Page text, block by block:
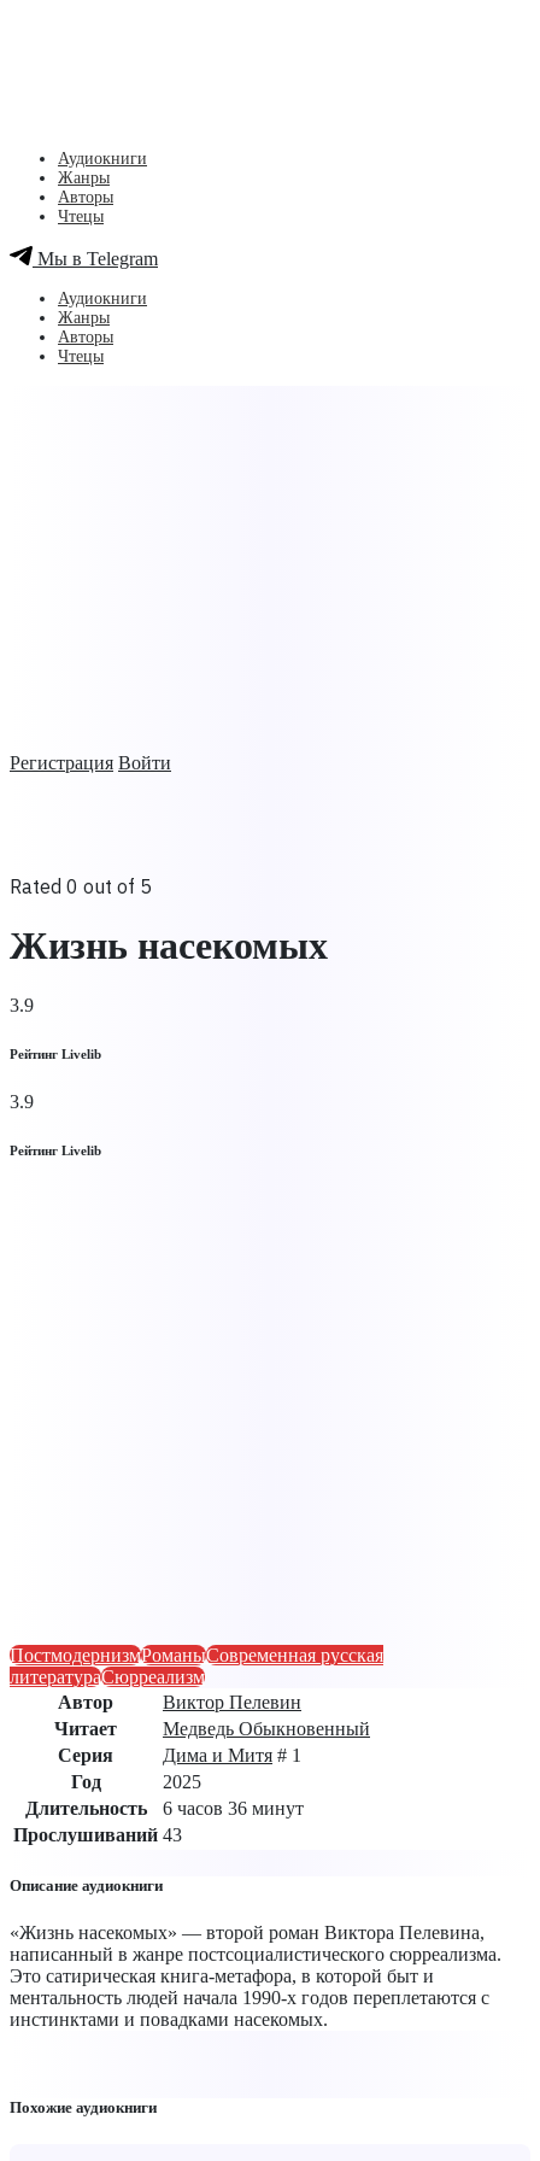
Регистрация Войти
Аудиокниги
Жанры
Авторы
Чтецы
Мы в Telegram
Аудиокниги
Жанры
Авторы
Чтецы
Rated 0 out of 5
Жизнь насекомых
3.9
Рейтинг Livelib
3.9
Рейтинг Livelib
ПостмодернизмРоманыСовременная русская
литератураСюрреализм
Автор
Виктор Пелевин
Читает
Медведь Обыкновенный
Серия
Дима и Митя # 1
Год
2025
Длительность
6 часов 36 минут
Прослушиваний 43
Описание аудиокниги
«Жизнь насекомых» — второй роман Виктора Пелевина,
написанный в жанре постсоциалистического сюрреализма.
Это сатирическая книга-метафора, в которой быт и
ментальность людей начала 1990-х годов переплетаются с
инстинктами и повадками насекомых.
Похожие аудиокниги